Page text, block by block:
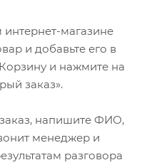
магазине
и добавьте его в
и нажмите на
заказ».
напишите ФИО,
менеджер и
разговора